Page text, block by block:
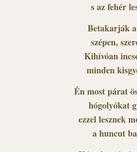
s az fehér
Betakarják
szépen,
Kihívóan
minden
Én most párat
hógolyókat
ezzel lesznek
a huncut